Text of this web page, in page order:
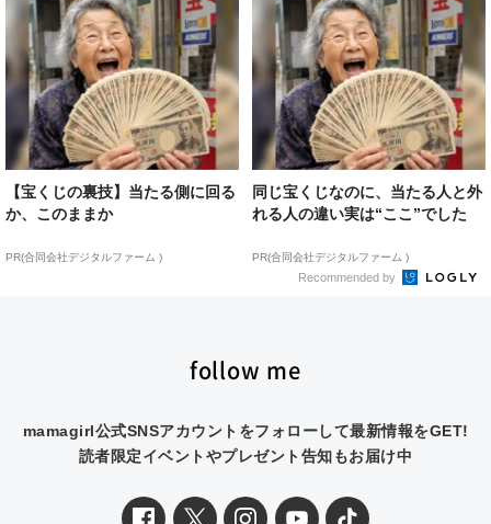
【宝くじの裏技】当たる側に回る
か、このままか
PR(合同会社デジタルファーム )
同じ宝くじなのに、当たる人と外
れる人の違い実は“ここ”でした
PR(合同会社デジタルファーム )
Recommended by
follow me
mamagirl公式SNSアカウントをフォローして最新情報をGET!
読者限定イベントやプレゼント告知もお届け中